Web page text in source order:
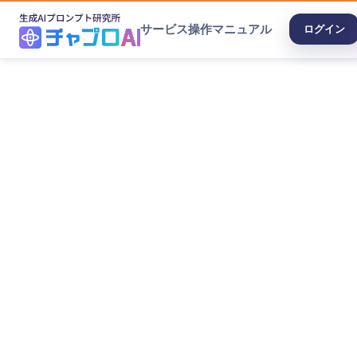
サービス操作マニュアル ログイン